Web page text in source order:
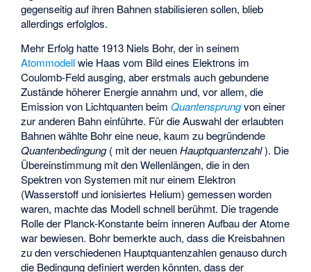
gegenseitig auf ihren Bahnen stabilisieren sollen, blieb
allerdings erfolglos.
Mehr Erfolg hatte 1913 Niels Bohr, der in seinem
Atommodellwie Haas vom Bild eines Elektrons im
Coulomb-Feld ausging, aber erstmals auch gebundene
Zustände höherer Energie annahm und, vor allem, die
Emission von Lichtquanten beimQuantensprungvon einer
zur anderen Bahn einführte. Für die Auswahl der erlaubten
Bahnen wählte Bohr eine neue, kaum zu begründende
Quantenbedingung( mit der neuenHauptquantenzahl). Die
Übereinstimmung mit den Wellenlängen, die in den
Spektren von Systemen mit nur einem Elektron
(Wasserstoff und ionisiertes Helium) gemessen worden
waren, machte das Modell schnell berühmt. Die tragende
Rolle der Planck-Konstante beim inneren Aufbau der Atome
war bewiesen. Bohr bemerkte auch, dass die Kreisbahnen
zu den verschiedenen Hauptquantenzahlengenauso durch
die Bedingung definiert werden könnten, dass der